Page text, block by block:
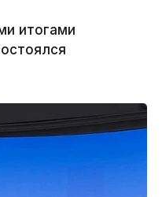
итогами